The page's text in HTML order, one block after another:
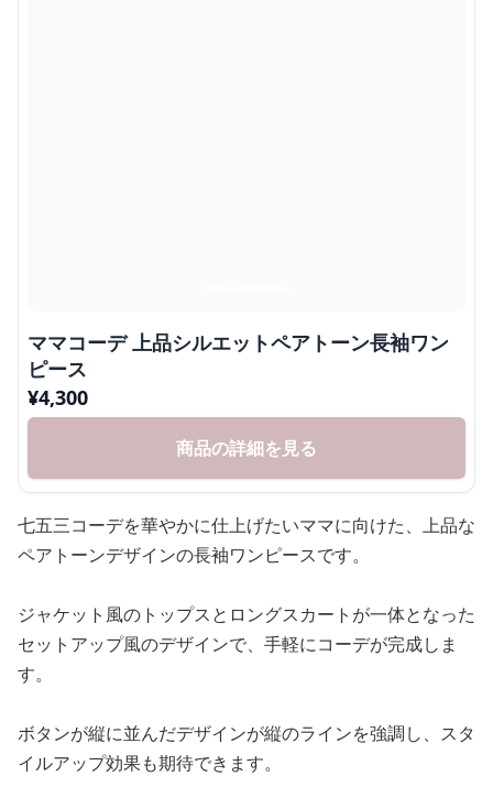
ママコーデ 上品シルエットペアトーン長袖ワン
ピース
¥4,300
商品の詳細を見る
七五三コーデを華やかに仕上げたいママに向けた、上品な
ペアトーンデザインの長袖ワンピースです。
ジャケット風のトップスとロングスカートが一体となった
セットアップ風のデザインで、手軽にコーデが完成しま
す。
ボタンが縦に並んだデザインが縦のラインを強調し、スタ
イルアップ効果も期待できます。